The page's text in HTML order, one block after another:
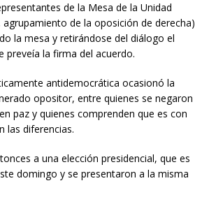
de la Mesa de la Unidad
de la oposición de derecha)
la mesa y retirándose del diálogo el
preveía la firma del acuerdo.
antidemocrática ocasionó la
opositor, entre quienes se negaron
paz y quienes comprenden que es con
las diferencias.
a una elección presidencial, que es
domingo y se presentaron a la misma